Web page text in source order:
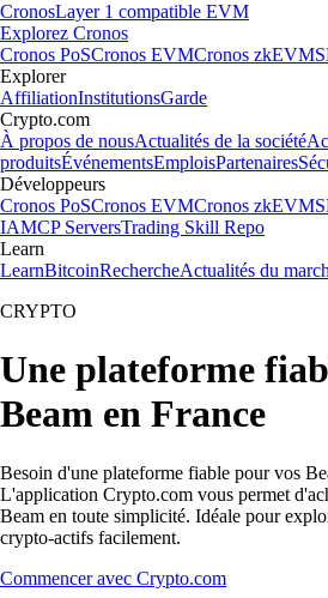
CronosLayer 1 compatible EVM
Explorez Cronos
Cronos PoSCronos EVMCronos zkEVM
Explorer
AffiliationInstitutionsGarde
Crypto.com
À propos de nousActualités de la société
produitsÉvénementsEmploisPartenaires
Développeurs
Cronos PoSCronos EVMCronos zkEVM
IAMCP ServersTrading Skill Repo
Learn
LearnBitcoinRechercheActualités du
CRYPTO
Une plateforme
Beam en France
Besoin d'une plateforme fiable pour vos
L'application Crypto.com vous permet
Beam en toute simplicité. Idéale pour
crypto-actifs facilement.
Commencer avec Crypto.com